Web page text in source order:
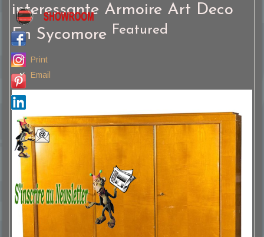
interessante Armoire Art Deco
En Sycomore
Featured
Print
Email